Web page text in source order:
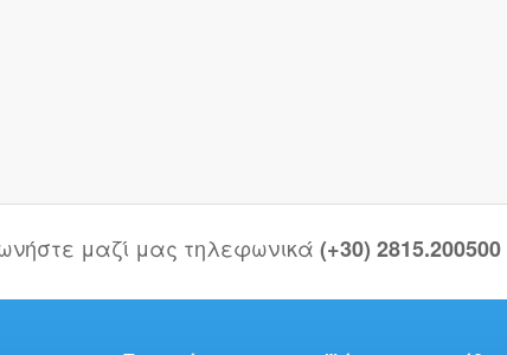
μαζί μας τηλεφωνικά (+30) 2815.200500